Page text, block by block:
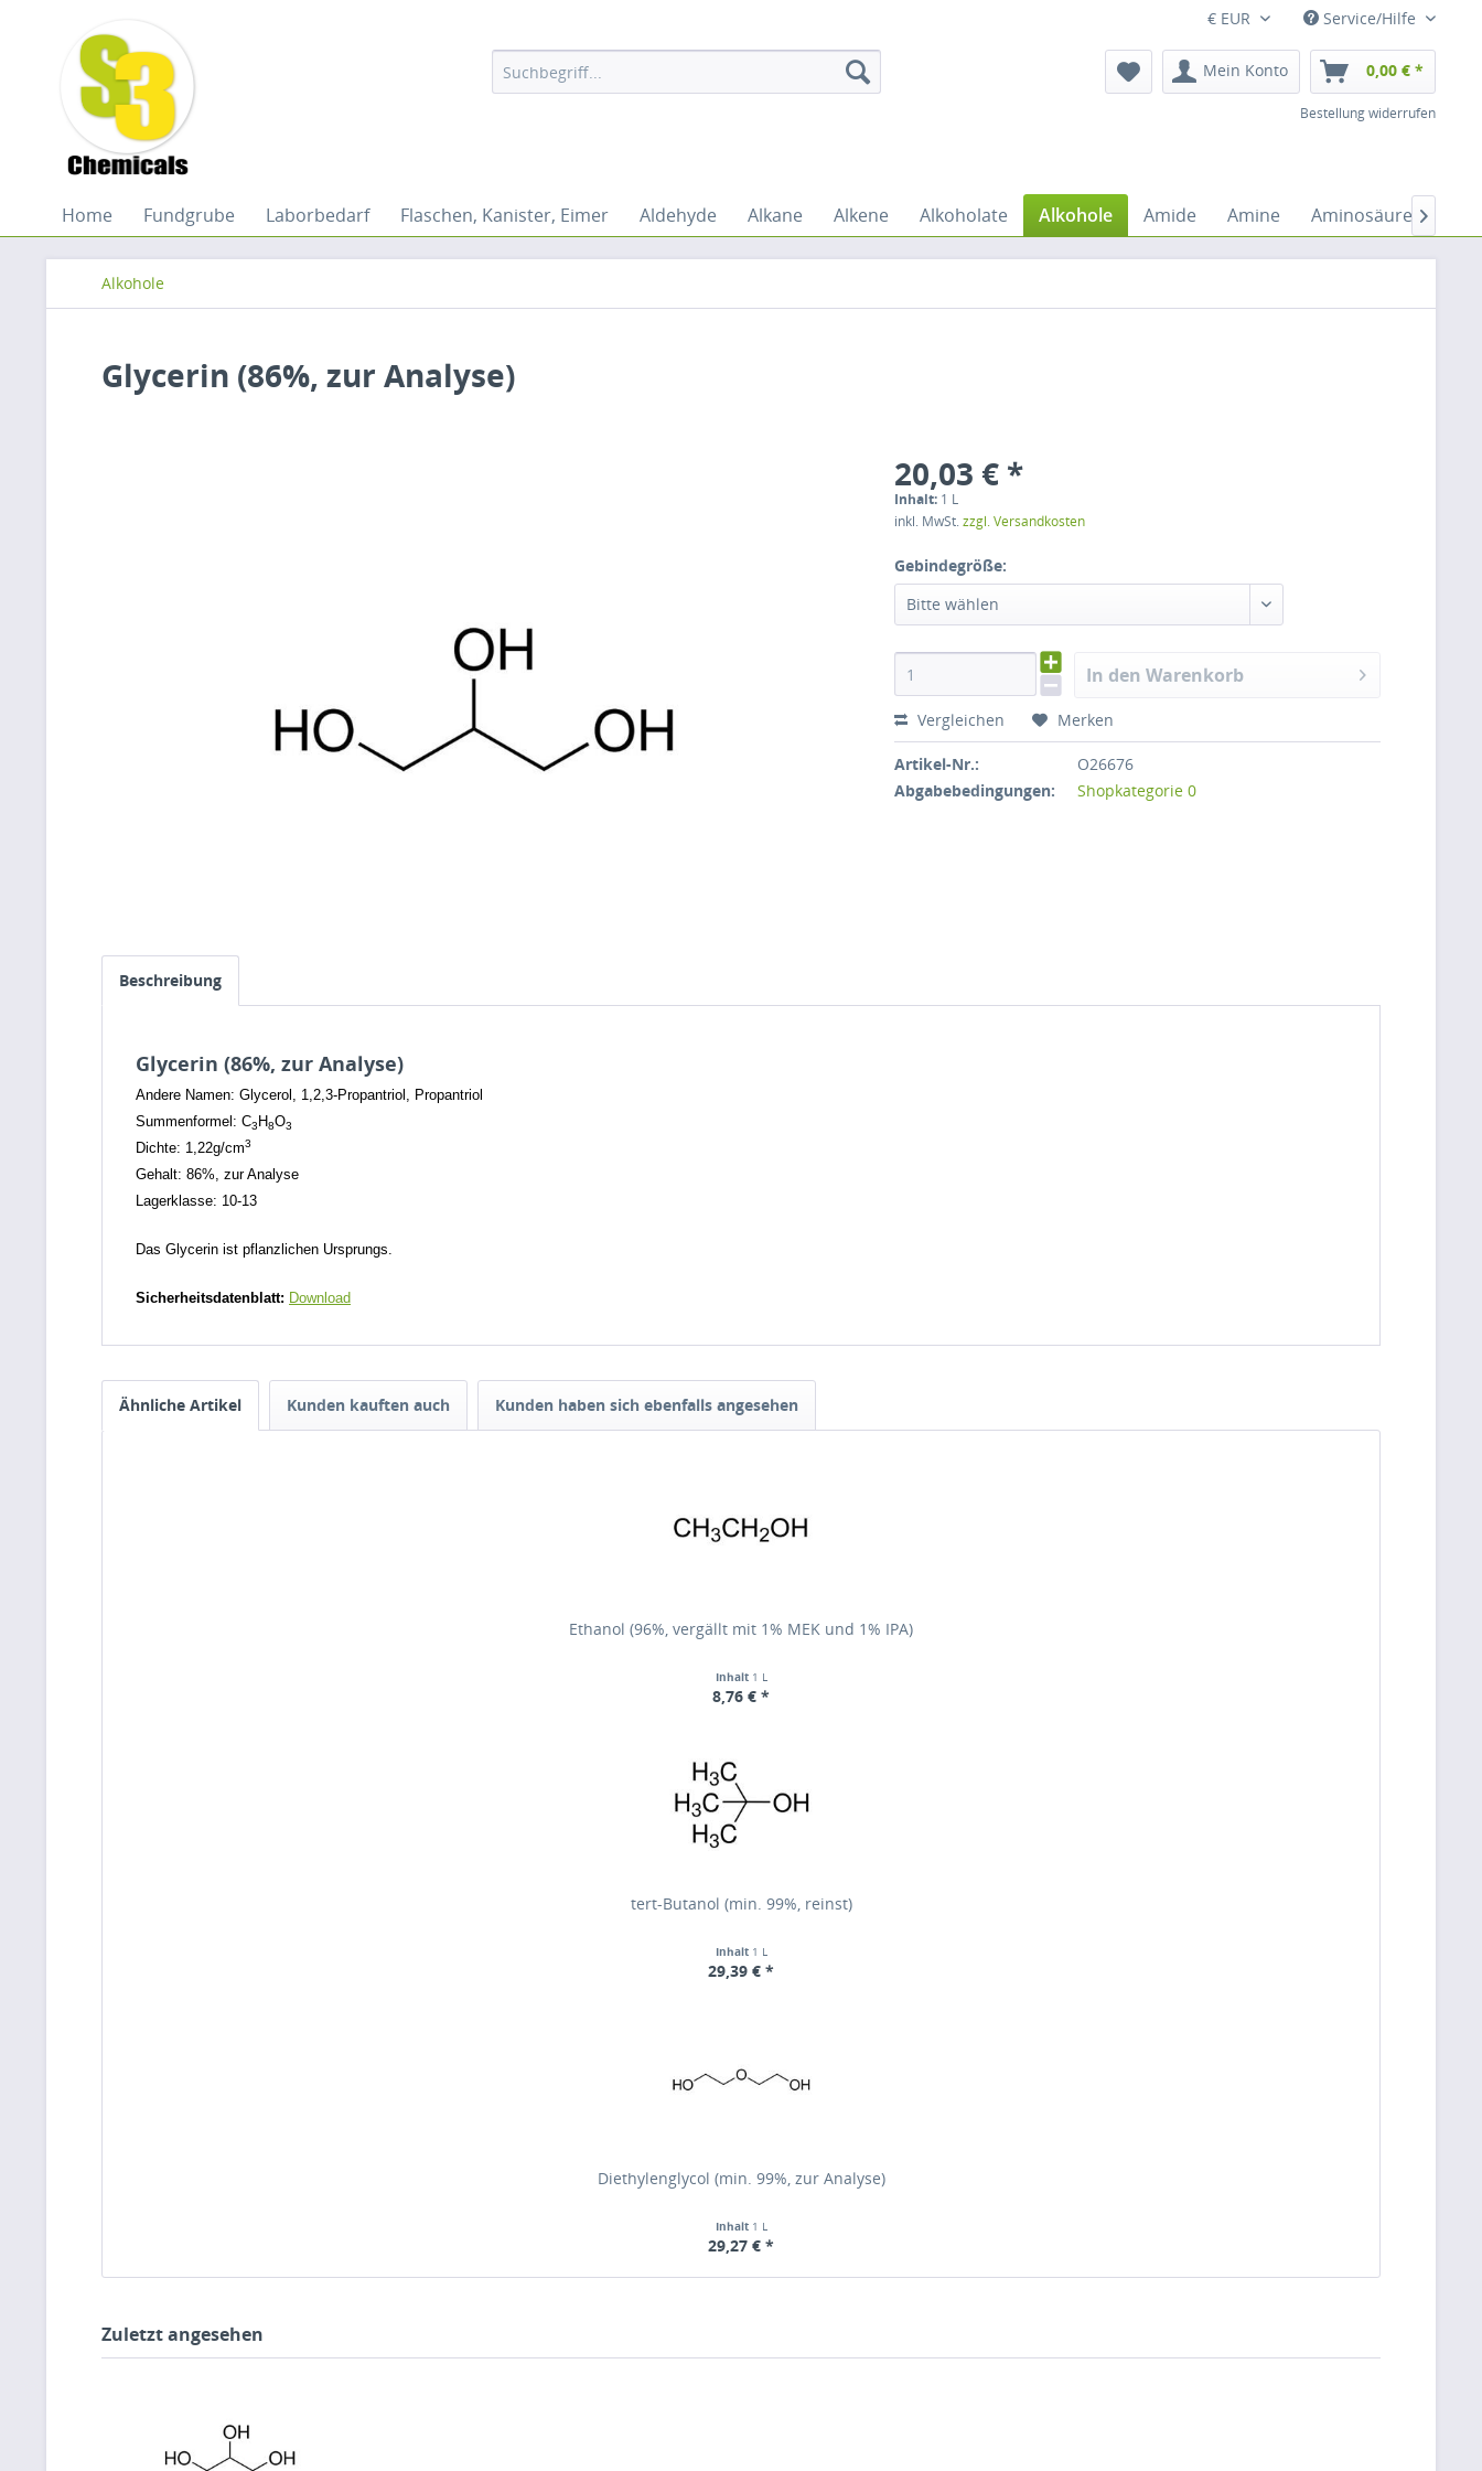
€ EUR Service/Hilfe
Mein Konto 0,00 € *
Bestellung widerrufen
Home Fundgrube Laborbedarf Flaschen, Kanister, Eimer Aldehyde Alkane Alkene Alkoholate Alkohole Amide Amine Aminosäuren
Alkohole
Glycerin (86%, zur Analyse)
20,03 € *
Inhalt: 1 L
inkl. MwSt.zzgl. Versandkosten
Gebindegröße:
Bitte wählen
In den Warenkorb
Vergleichen Merken
Artikel-Nr.:
O26676
Abgabebedingungen:
Shopkategorie 0
Beschreibung
Glycerin (86%, zur Analyse)
Andere Namen: Glycerol, 1,2,3-Propantriol, Propantriol
Summenformel: C3 H8O3
Dichte: 1,22g/cm3
Gehalt: 86%, zur Analyse
Lagerklasse: 10-13
Das Glycerin ist pflanzlichen Ursprungs.
Sicherheitsdatenblatt: Download
Ähnliche Artikel Kunden kauften auch Kunden haben sich ebenfalls angesehen
Ethanol (96%, vergällt mit 1% MEK und 1% IPA)
Inhalt 1 L
8,76 € *
tert-Butanol (min. 99%, reinst)
Inhalt 1 L
29,39 € *
Diethylenglycol (min. 99%, zur Analyse)
Inhalt 1 L
29,27 € *
Zuletzt angesehen